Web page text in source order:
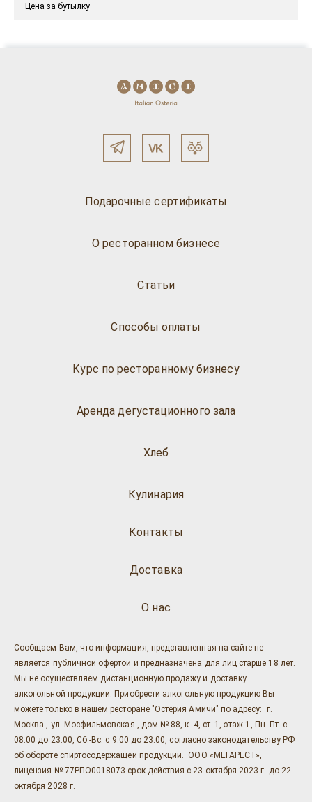
Цена за бутылку
Подарочные сертификаты
О ресторанном бизнесе
Статьи
Способы оплаты
Курс по ресторанному бизнесу
Аренда дегустационного зала
Хлеб
Кулинария
О нас
Доставка
Контакты
Сообщаем Вам, что информация, представленная на сайте не
является публичной офертой и предназначена для лиц старше 18 лет.
Мы не осуществляем дистанционную продажу и доставку
алкогольной продукции. Приобрести алкогольную продукцию Вы
можете только в нашем ресторане "Остерия Амичи" по адресу: г.
Москва , ул. Мосфильмовская , дом № 88, к. 4, ст. 1, этаж 1, Пн.-Пт. с
08:00 до 23:00, Сб.-Вс. с 9:00 до 23:00, согласно законодательству РФ
об обороте спиртосодержащей продукции. ООО «МЕГАРЕСТ»,
лицензия № 77РПО0018073 срок действия с 23 октября 2023 г. до 22
октября 2028 г.